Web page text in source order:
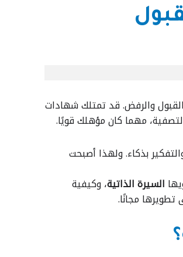
والرفض. قد تمتلك شهادات
مهما كان مؤهلك قويًا.
بذكاء. ولهذا أصبحت
السيرة الذاتية، وكيفية
مجانًا.